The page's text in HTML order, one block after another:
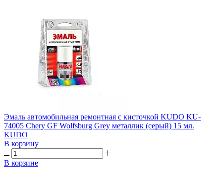
Эмаль автомобильная ремонтная с кисточкой KUDO KU-
74005 Chery GF Wolfsburg Grey металлик (серый) 15 мл.
KUDO
В корзину
В корзине